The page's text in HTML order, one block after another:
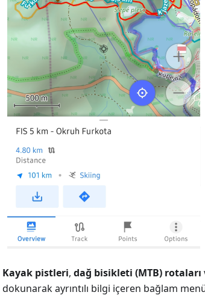
Kayak pistleri, dağ bisikleti (MTB) rotaları
dokunarak ayrıntılı bilgi içeren bağlam